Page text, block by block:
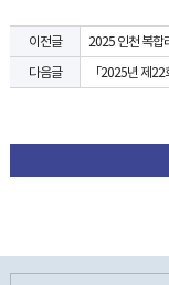
이전글
2025 인천 복합
다음글
「2025년 제